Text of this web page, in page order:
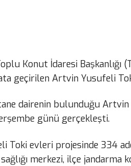
Konut İdaresi
geçirilen Artvin Yusufeli
dairenin bulunduğu
günü gerçekleşti.
Toki evleri projesinde 334
merkezi, ilçe jandarma